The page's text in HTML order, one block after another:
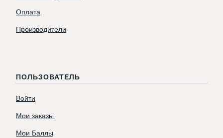
Оплата
Производители
ПОЛЬЗОВАТЕЛЬ
Войти
Мои заказы
Мои Баллы